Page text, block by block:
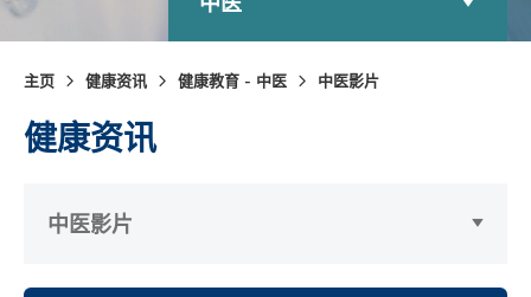
主页 健康资讯 健康教育 - 中医 中医影片
健康资讯
中医影片